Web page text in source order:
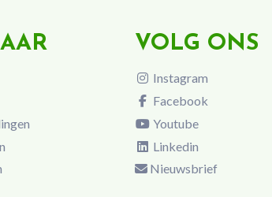
VOLG ONS
Instagram
Facebook
Youtube
Linkedin
Nieuwsbrief